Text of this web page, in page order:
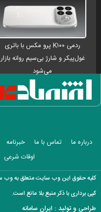
ردمی K۱۰۰ پرو مکس با باتری
غول‌پیکر و شارژ بی‌سیم روانه بازار
می‌شود
درباره ما تماس با ما خبرنامه
اوقات شرعی
کپی برداری با ذکر منبع بلا مانع است.
طراحی و تولید : ایران سامانه